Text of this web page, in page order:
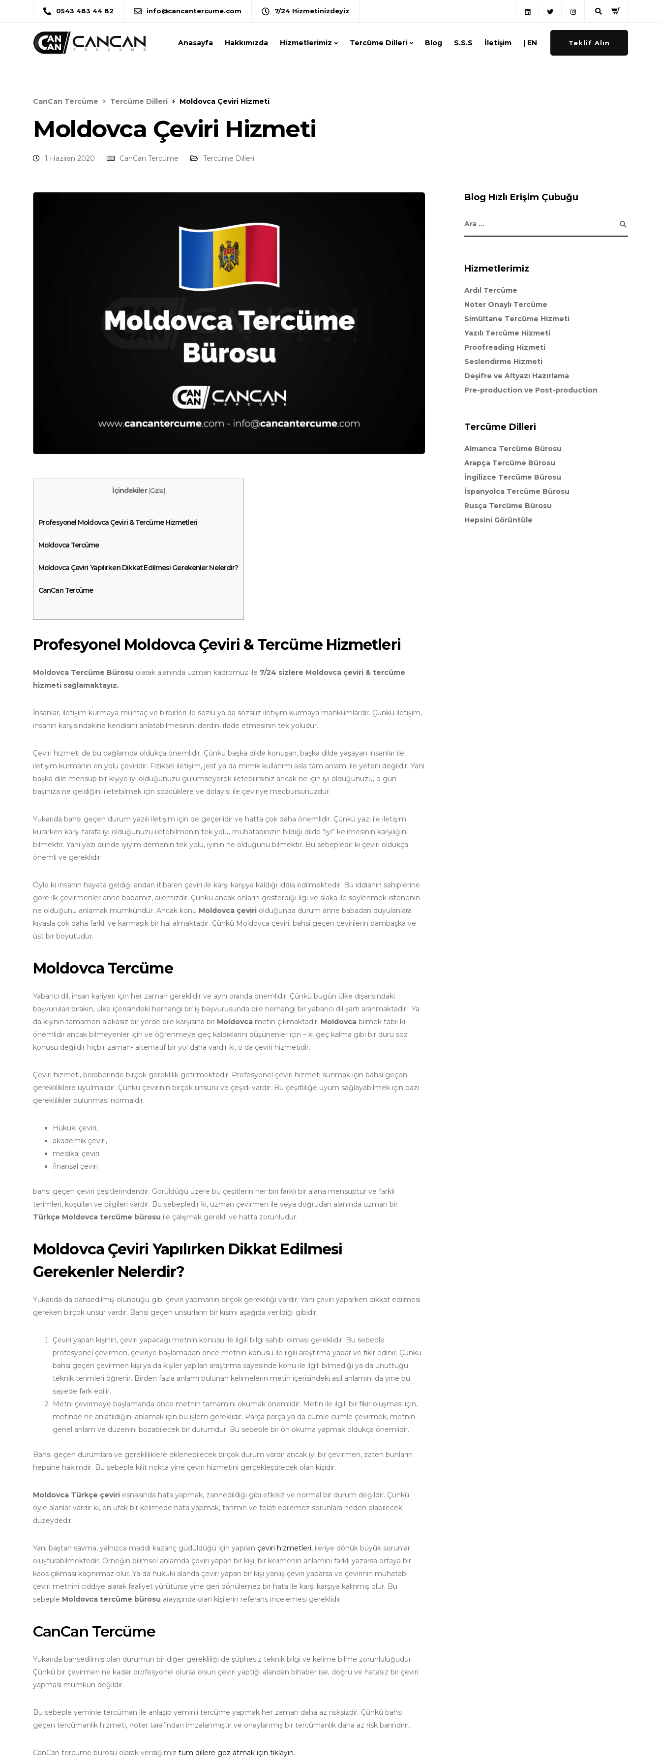
0543 483 44 82 info@cancantercume.com 7/24 Hizmetinizdeyiz
Anasayfa Hakkımızda Hizmetlerimiz Tercüme Dilleri Blog S.S.S İletişim | EN Teklif Alın
CanCan Tercüme Tercüme Dilleri Moldovca Çeviri Hizmeti
Moldovca Çeviri Hizmeti
1 Haziran 2020 CanCan Tercüme Tercüme Dilleri
İçindekiler [Gizle]
Profesyonel Moldovca Çeviri & Tercüme Hizmetleri
Moldovca Tercüme
Moldovca Çeviri Yapılırken Dikkat Edilmesi Gerekenler Nelerdir?
CanCan Tercüme
Profesyonel Moldovca Çeviri & Tercüme Hizmetleri
Moldovca Tercüme Bürosu olarak alanında uzman kadromuz ile 7/24 sizlere Moldovca çeviri & tercüme
hizmeti sağlamaktayız.
İnsanlar, iletişim kurmaya muhtaç ve birbirleri ile sözlü ya da sözsüz iletişim kurmaya mahkumlardır. Çünkü iletişim,
insanın karşısındakine kendisini anlatabilmesinin, derdini ifade etmesinin tek yoludur.
Çeviri hizmeti de bu bağlamda oldukça önemlidir. Çünkü başka dilde konuşan, başka dilde yaşayan insanlar ile
iletişim kurmanın en yolu çeviridir. Fiziksel iletişim, jest ya da mimik kullanımı asla tam anlamı ile yeterli değildir. Yani
başka dile mensup bir kişiye iyi olduğunuzu gülümseyerek iletebilirsiniz ancak ne için iyi olduğunuzu, o gün
başınıza ne geldiğini iletebilmek için sözcüklere ve dolayısı ile çeviriye mecbursunuzdur.
Yukarıda bahsi geçen durum yazılı iletişim için de geçerlidir ve hatta çok daha önemlidir. Çünkü yazı ile iletişim
kurarken karşı tarafa iyi olduğunuzu iletebilmenin tek yolu, muhatabınızın bildiği dilde “iyi” kelimesinin karşılığını
bilmektir. Yani yazı dilinde iyiyim demenin tek yolu, iyinin ne olduğunu bilmektir. Bu sebepledir ki çeviri oldukça
önemli ve gereklidir.
Öyle ki insanın hayata geldiği andan itibaren çeviri ile karşı karşıya kaldığı iddia edilmektedir. Bu iddianın sahiplerine
göre ilk çevirmenler anne babamız, ailemizdir. Çünkü ancak onların gösterdiği ilgi ve alaka ile söylenmek istenenin
ne olduğunu anlamak mümkündür. Ancak konu Moldovca çeviri olduğunda durum anne babadan duyulanlara
kıyasla çok daha farklı ve karmaşık bir hal almaktadır. Çünkü Moldovca çeviri, bahsi geçen çevirilerin bambaşka ve
üst bir boyutudur.
Moldovca Tercüme
Yabancı dil, insan kariyeri için her zaman gereklidir ve aynı oranda önemlidir. Çünkü bugün ülke dışarısındaki
başvuruları bırakın, ülke içerisindeki herhangi bir iş başvurusunda bile herhangi bir yabancı dil şartı aranmaktadır. Ya
da kişinin tamamen alakasız bir yerde bile karşısına bir Moldovca metin çıkmaktadır. Moldovca bilmek tabii ki
önemlidir ancak bilmeyenler için ve öğrenmeye geç kaldıklarını düşünenler için – ki geç kalma gibi bir duru söz
konusu değildir hiçbir zaman- alternatif bir yol daha vardır ki, o da çeviri hizmetidir.
Çeviri hizmeti, beraberinde birçok gereklilik getirmektedir. Profesyonel çeviri hizmeti sunmak için bahsi geçen
gerekliliklere uyulmalıdır. Çünkü çevirinin birçok unsuru ve çeşidi vardır. Bu çeşitliliğe uyum sağlayabilmek için bazı
gereklilikler bulunması normaldir.
Hukuki çeviri,
akademik çeviri,
medikal çeviri
finansal çeviri
bahsi geçen çeviri çeşitlerindendir. Görüldüğü üzere bu çeşitlerin her biri farklı bir alana mensuptur ve farklı
terimleri, koşulları ve bilgileri vardır. Bu sebepledir ki, uzman çevirmen ile veya doğrudan alanında uzman bir
Türkçe Moldovca tercüme bürosu ile çalışmak gerekli ve hatta zorunludur.
Moldovca Çeviri Yapılırken Dikkat Edilmesi
Gerekenler Nelerdir?
Yukarıda da bahsedilmiş olunduğu gibi çeviri yapmanın birçok gerekliliği vardır. Yani çeviri yaparken dikkat edilmesi
gereken birçok unsur vardır. Bahsi geçen unsurların bir kısmı aşağıda verildiği gibidir;
Çeviri yapan kişinin, çeviri yapacağı metnin konusu ile ilgili bilgi sahibi olması gereklidir. Bu sebeple
profesyonel çevirmen, çeviriye başlamadan önce metnin konusu ile ilgili araştırma yapar ve fikir edinir. Çünkü
bahsi geçen çevirmen kişi ya da kişiler yapılan araştırma sayesinde konu ile ilgili bilmediği ya da unuttuğu
teknik terimleri öğrenir. Birden fazla anlamı bulunan kelimelerin metin içerisindeki asıl anlamını da yine bu
sayede fark edilir.
Metni çevirmeye başlamanda önce metnin tamamını okumak önemlidir. Metin ile ilgili bir fikir oluşması için,
metinde ne anlatıldığını anlamak için bu işlem gereklidir. Parça parça ya da cümle cümle çevirmek, metnin
genel anlam ve düzenini bozabilecek bir durumdur. Bu sebeple bir ön okuma yapmak oldukça önemlidir.
Bahsi geçen durumlara ve gerekliliklere eklenebilecek birçok durum vardır ancak iyi bir çevirmen, zaten bunların
hepsine hakimdir. Bu sebeple kilit nokta yine çeviri hizmetini gerçekleştirecek olan kişidir.
Moldovca Türkçe çeviri esnasında hata yapmak, zannedildiği gibi etkisiz ve normal bir durum değildir. Çünkü
öyle alanlar vardır ki, en ufak bir kelimede hata yapmak, tahmin ve telafi edilemez sorunlara neden olabilecek
düzeydedir.
Yani baştan savma, yalnızca maddi kazanç güdüldüğü için yapılan çeviri hizmetleri, ileriye dönük büyük sorunlar
oluşturabilmektedir. Örneğin bilimsel anlamda çeviri yapan bir kişi, bir kelimenin anlamını farklı yazarsa ortaya bir
kaos çıkması kaçınılmaz olur. Ya da hukuki alanda çeviri yapan bir kişi yanlış çeviri yaparsa ve çevirinin muhatabı
çeviri metnini ciddiye alarak faaliyet yürütürse yine geri dönülemez bir hata ile karşı karşıya kalınmış olur. Bu
sebeple Moldovca tercüme bürosu arayışında olan kişilerin referans incelemesi gereklidir.
CanCan Tercüme
Yukarıda bahsedilmiş olan durumun bir diğer gerekliliği de şüphesiz teknik bilgi ve kelime bilme zorunluluğudur.
Çünkü bir çevirmen ne kadar profesyonel olursa olsun çeviri yaptığı alandan bihaber ise, doğru ve hatasız bir çeviri
yapması mümkün değildir.
Bu sebeple yeminle tercüman ile anlaşıp yeminli tercüme yapmak her zaman daha az risksizdir. Çünkü bahsi
geçen tercümanlık hizmeti, noter tarafından imzalanmıştır ve onaylanmış bir tercümanlık daha az risk barındırır.
CanCan tercüme bürosu olarak verdiğimiz tüm dillere göz atmak için tıklayın.
Blog Hızlı Erişim Çubuğu
Hizmetlerimiz
Ardıl Tercüme
Noter Onaylı Tercüme
Simültane Tercüme Hizmeti
Yazılı Tercüme Hizmeti
Proofreading Hizmeti
Seslendirme Hizmeti
Deşifre ve Altyazı Hazırlama
Pre-production ve Post-production
Tercüme Dilleri
Almanca Tercüme Bürosu
Arapça Tercüme Bürosu
İngilizce Tercüme Bürosu
İspanyolca Tercüme Bürosu
Rusça Tercüme Bürosu
Hepsini Görüntüle